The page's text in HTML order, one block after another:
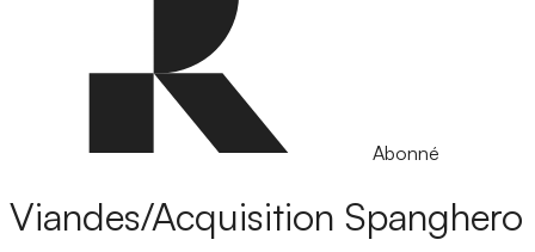
Abonné
Viandes/Acquisition Spanghero